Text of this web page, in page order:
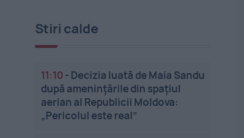
Stiri calde
11:10 - Decizia luată de Maia Sandu
după amenințările din spațiul
aerian al Republicii Moldova:
„Pericolul este real”